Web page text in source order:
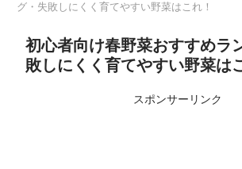
グ・失敗しにくく育てやすい野菜はこれ！
初心者向け春野菜おすすめラ
敗しにくく育てやすい野菜は
スポンサーリンク